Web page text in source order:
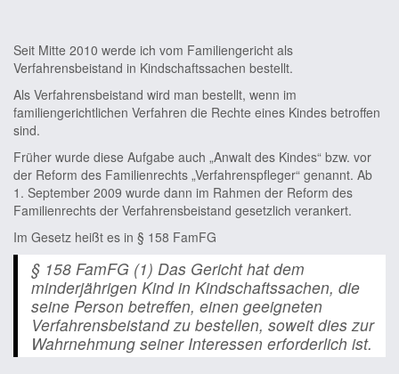
Seit Mitte 2010 werde ich vom Familiengericht als
Verfahrensbeistand in Kindschaftssachen bestellt.
Als Verfahrensbeistand wird man bestellt, wenn im
familiengerichtlichen Verfahren die Rechte eines Kindes betroffen
sind.
Früher wurde diese Aufgabe auch „Anwalt des Kindes“ bzw. vor
der Reform des Familienrechts „Verfahrenspfleger“ genannt. Ab
1. September 2009 wurde dann im Rahmen der Reform des
Familienrechts der Verfahrensbeistand gesetzlich verankert.
Im Gesetz heißt es in § 158 FamFG
§ 158 FamFG (1) Das Gericht hat dem
minderjährigen Kind in Kindschaftssachen, die
seine Person betreffen, einen geeigneten
Verfahrensbeistand zu bestellen, soweit dies zur
Wahrnehmung seiner Interessen erforderlich ist.